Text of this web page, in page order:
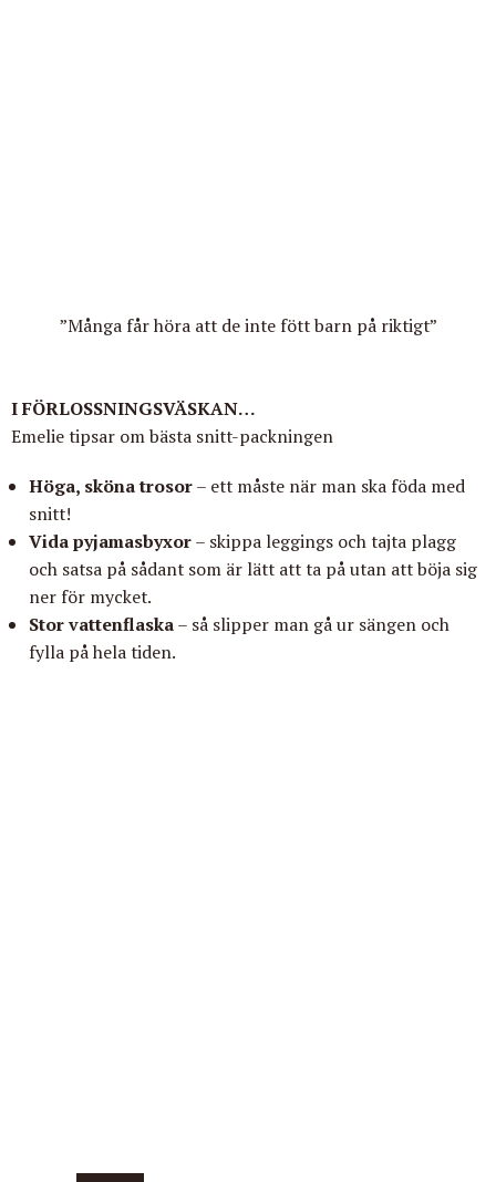
”Många får höra att de inte fött barn på riktigt”
I FÖRLOSSNINGSVÄSKAN…
Emelie tipsar om bästa snitt-packningen
Höga, sköna trosor– ett måste när man ska föda med
snitt!
Vida pyjamasbyxor– skippa leggings och tajta plagg
och satsa på sådant som är lätt att ta på utan att böja sig
ner för mycket.
Stor vattenflaska– så slipper man gå ur sängen och
fylla på hela tiden.